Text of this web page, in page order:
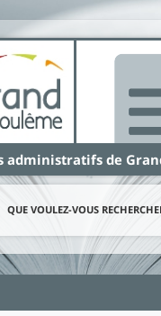
administratifs de
QUE VOULEZ-VOUS
des cookies